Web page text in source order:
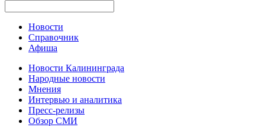
Новости
Справочник
Афиша
Новости Калининграда
Народные новости
Мнения
Интервью и аналитика
Пресс-релизы
Обзор СМИ